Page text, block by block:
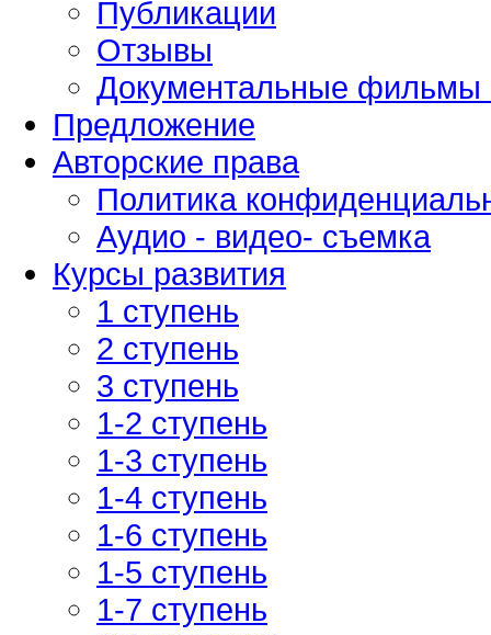
Публикации
Отзывы
Документальные фильмы
Предложение
Авторские права
Политика
Аудио - видео- съемка
Курсы развития
1 ступень
2 ступень
3 ступень
1-2 ступень
1-3 ступень
1-4 ступень
1-6 ступень
1-5 ступень
1-7 ступень